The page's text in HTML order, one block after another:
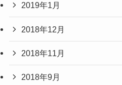
2019年1月
2018年12月
2018年11月
2018年9月